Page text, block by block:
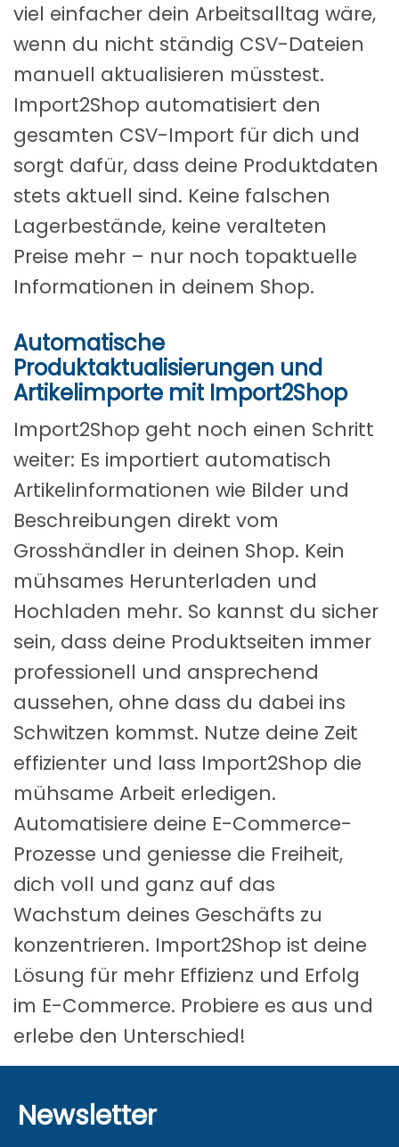
viel einfacher dein Arbeitsalltag wäre,
wenn du nicht ständig CSV-Dateien
manuell aktualisieren müsstest.
Import2Shop automatisiert den
gesamten CSV-Import für dich und
sorgt dafür, dass deine Produktdaten
stets aktuell sind. Keine falschen
Lagerbestände, keine veralteten
Preise mehr – nur noch topaktuelle
Informationen in deinem Shop.
Automatische
Produktaktualisierungen und
Artikelimporte mit Import2Shop
Import2Shop geht noch einen Schritt
weiter: Es importiert automatisch
Artikelinformationen wie Bilder und
Beschreibungen direkt vom
Grosshändler in deinen Shop. Kein
mühsames Herunterladen und
Hochladen mehr. So kannst du sicher
sein, dass deine Produktseiten immer
professionell und ansprechend
aussehen, ohne dass du dabei ins
Schwitzen kommst. Nutze deine Zeit
effizienter und lass Import2Shop die
mühsame Arbeit erledigen.
Automatisiere deine E-Commerce-
Prozesse und geniesse die Freiheit,
dich voll und ganz auf das
Wachstum deines Geschäfts zu
konzentrieren. Import2Shop ist deine
Lösung für mehr Effizienz und Erfolg
im E-Commerce. Probiere es aus und
erlebe den Unterschied!
Newsletter